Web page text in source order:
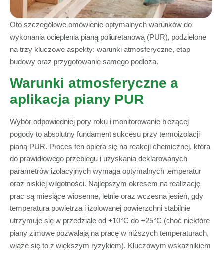
Oto szczegółowe omówienie optymalnych warunków do
wykonania ocieplenia pianą poliuretanową (PUR), podzielone
na trzy kluczowe aspekty: warunki atmosferyczne, etap
budowy oraz przygotowanie samego podłoża.
Warunki atmosferyczne a
aplikacja piany PUR
Wybór odpowiedniej pory roku i monitorowanie bieżącej
pogody to absolutny fundament sukcesu przy termoizolacji
pianą PUR. Proces ten opiera się na reakcji chemicznej, która
do prawidłowego przebiegu i uzyskania deklarowanych
parametrów izolacyjnych wymaga optymalnych temperatur
oraz niskiej wilgotności. Najlepszym okresem na realizację
prac są miesiące wiosenne, letnie oraz wczesna jesień, gdy
temperatura powietrza i izolowanej powierzchni stabilnie
utrzymuje się w przedziale od +10°C do +25°C (choć niektóre
piany zimowe pozwalają na pracę w niższych temperaturach,
wiąże się to z większym ryzykiem). Kluczowym wskaźnikiem